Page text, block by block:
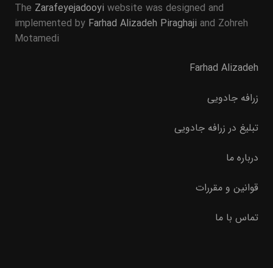
The Zarafeyejadooyi website was designed and
implemented by Farhad Alizadeh Piraghaji and Zohreh
Motamedi
Farhad Alizadeh
زرافه جادویی
تبلیغ در زرافه جادویی
درباره ما
قوانین و مقررات
تماس با ما